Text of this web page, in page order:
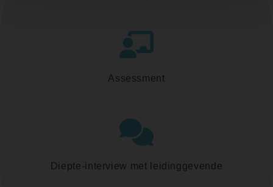
Assessment
Diepte-interview met leidinggevende